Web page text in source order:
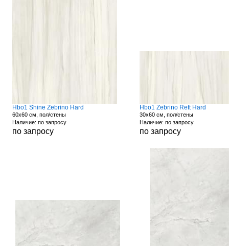
Hbo1 Shine Zebrino Hard
60x60 см, пол/стены
Наличие: по запросу
по запросу
Hbo1 Zebrino Rett Hard
30x60 см, пол/стены
Наличие: по запросу
по запросу